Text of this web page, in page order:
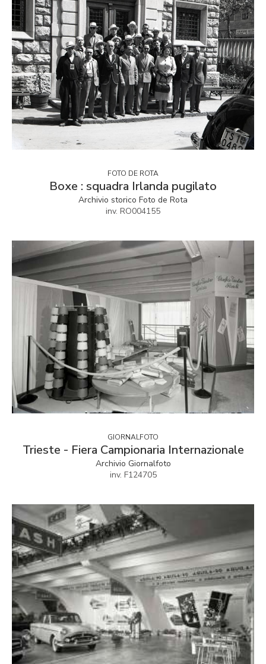
FOTO DE ROTA
Boxe : squadra Irlanda pugilato
Archivio storico Foto de Rota
inv. RO004155
GIORNALFOTO
Trieste - Fiera Campionaria Internazionale
Archivio Giornalfoto
inv. F124705